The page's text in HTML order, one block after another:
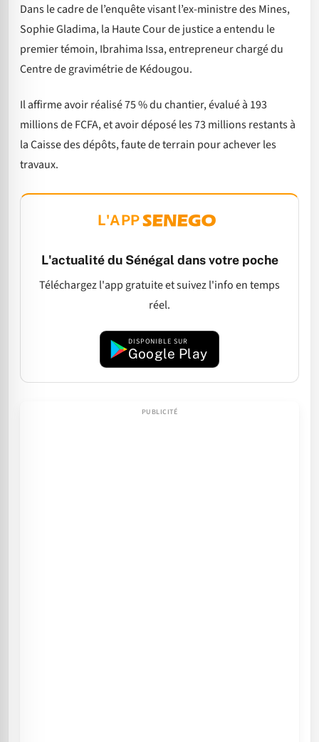
Dans le cadre de l’enquête visant l’ex-ministre des Mines,
Sophie Gladima, la Haute Cour de justice a entendu le
premier témoin, Ibrahima Issa, entrepreneur chargé du
Centre de gravimétrie de Kédougou.
Il affirme avoir réalisé 75 % du chantier, évalué à 193
millions de FCFA, et avoir déposé les 73 millions restants à
la Caisse des dépôts, faute de terrain pour achever les
travaux.
L'APP
L'actualité du Sénégal dans votre poche
Téléchargez l'app gratuite et suivez l'info en temps
réel.
DISPONIBLE SUR
Google Play